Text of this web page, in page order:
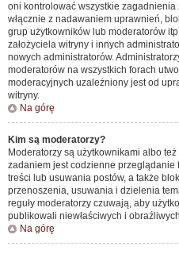
oni kontrolować wszystkie
włącznie z nadawaniem uprawnień,
grup użytkowników lub moderatorów
założyciela witryny i innych
nowych administratorów.
moderatorów na wszystkich forach
moderacyjnych uzależniony jest od
witryny.
Na górę
Kim są moderatorzy?
Moderatorzy są użytkownikami albo
zadaniem jest codzienne przeglądanie
treści lub usuwania postów, a także
przenoszenia, usuwania i dzielenia
reguły moderatorzy czuwają, aby
publikowali niewłaściwych i
Na górę